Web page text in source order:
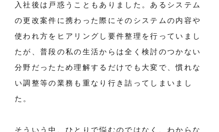
入社後は戸惑うこともありました。あるシステム
の更改案件に携わった際にそのシステムの内容や
使われ方をヒアリングし要件整理を行っていまし
たが、普段の私の生活からは全く検討のつかない
分野だったため理解するだけでも大変で、慣れな
い調整等の業務も重なり行き詰ってしまいまし
た。
そういう中、ひとりで悩むのではなく、わからな